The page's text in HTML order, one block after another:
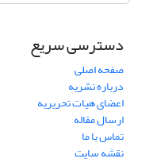
دسترسی سریع
صفحه اصلی
درباره نشریه
اعضای هیات تحریریه
ارسال مقاله
تماس با ما
نقشه سایت